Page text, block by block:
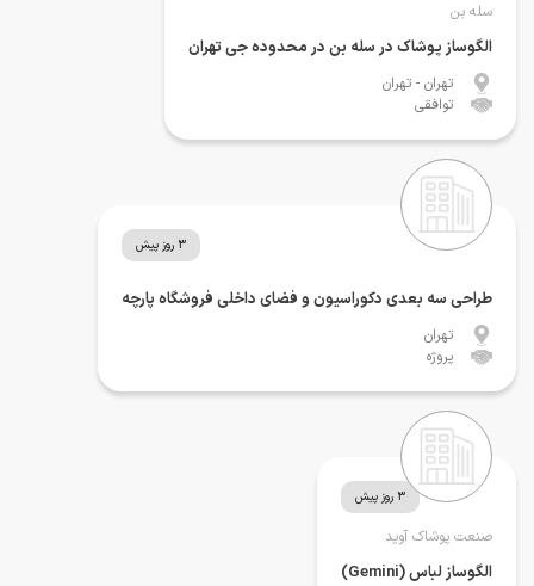
سله بن
الگوساز پوشاک در سله بن در محدوده جی تهران
تهران - تهران
توافقی
3 روز پیش
طراحی سه بعدی دکوراسیون و فضای داخلی فروشگاه پارچه
تهران
پروژه
3 روز پیش
صنعت پوشاک آوید
الگوساز لباس (Gemini)